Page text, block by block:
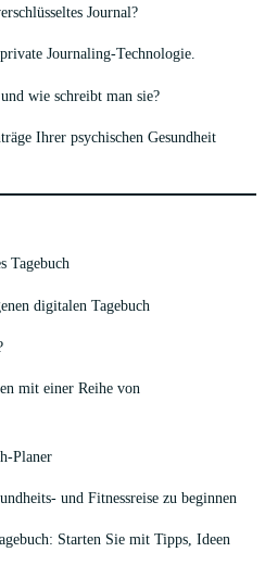
Journal?
Journaling-Technologie.
wie schreibt man sie?
Ihrer psychischen Gesundheit
Tagebuch
digitalen Tagebuch
mit einer Reihe von
Planer
und Fitnessreise zu beginnen
Starten Sie mit Tipps, Ideen